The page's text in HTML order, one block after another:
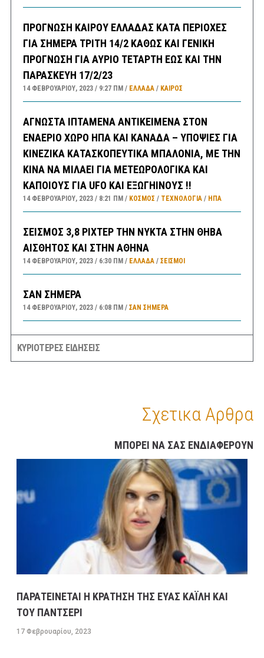
ΠΡΟΓΝΩΣΗ ΚΑΙΡΟΥ ΕΛΛΑΔΑΣ ΚΑΤΑ ΠΕΡΙΟΧΕΣ
ΓΙΑ ΣΗΜΕΡΑ ΤΡΙΤΗ 14/2 ΚΑΘΩΣ ΚΑΙ ΓΕΝΙΚΗ
ΠΡΟΓΝΩΣΗ ΓΙΑ ΑΥΡΙΟ ΤΕΤΑΡΤΗ ΕΩΣ ΚΑΙ ΤΗΝ
ΠΑΡΑΣΚΕΥΗ 17/2/23
14 ΦΕΒΡΟΥΑΡΊΟΥ, 2023 9:27 ΠΜ ΕΛΛΑΔA/ ΚΑΙΡΌΣ
ΑΓΝΩΣΤΑ ΙΠΤΑΜΕΝΑ ΑΝΤΙΚΕΙΜΕΝΑ ΣΤΟΝ
ΕΝΑΕΡΙΟ ΧΩΡΟ ΗΠΑ ΚΑΙ ΚΑΝΑΔΑ – ΥΠΟΨΙΕΣ ΓΙΑ
ΚΙΝΕΖΙΚΑ ΚΑΤΑΣΚΟΠΕΥΤΙΚΑ ΜΠΑΛΟΝΙΑ, ΜΕ ΤΗΝ
ΚΙΝΑ ΝΑ ΜΙΛΑΕΙ ΓΙΑ ΜΕΤΕΩΡΟΛΟΓΙΚΑ ΚΑΙ
ΚΑΠΟΙΟΥΣ ΓΙΑ UFO ΚΑΙ ΕΞΩΓΗΙΝΟΥΣ !!
14 ΦΕΒΡΟΥΑΡΊΟΥ, 2023 8:21 ΠΜ ΚΟΣΜΟΣ / ΤΕΧΝΟΛΟΓΙΑ/ ΗΠΑ
ΣΕΙΣΜΟΣ 3,8 ΡΙΧΤΕΡ ΤΗΝ ΝΥΚΤΑ ΣΤΗΝ ΘΗΒΑ
ΑΙΣΘΗΤΟΣ ΚΑΙ ΣΤΗΝ ΑΘΗΝΑ
14 ΦΕΒΡΟΥΑΡΊΟΥ, 2023 6:30 ΠΜ ΕΛΛΑΔA/ ΣΕΙΣΜΟΙ
ΣΑΝ ΣΗΜΕΡΑ
14 ΦΕΒΡΟΥΑΡΊΟΥ, 2023 6:08 ΠΜ ΣΑΝ ΣΉΜΕΡΑ
ΠΡΟΓΝΩΣΗ ΚΑΙΡΟΥ ΕΛΛΑΔΑΣ ΚΑΤΑ ΠΕΡΙΟΧΕΣ
ΟΙΚΟΝΟΜΙΚΩΝ ΕΦΗΜΕΡΙΔΩΝ ΔΕΥΤΕΡΑ 13/2/23
9:31 ΠΜ MEDIA/ΕΦΗΜΕΡΊΔΕΣ-ΠΕΡΙΟΔΙΚΆ
ΜΕΓΑΛΕΣ ΚΑΘΥΣΤΕΡΗΣΕΙΣ ΣΤΗΝ ΛΕΩΦΟΡΟ
ΚΑΒΑΛΑΣ ΣΤΟ ΡΕΥΜΑ ΠΡΟΣ ΤΗΝ ΚΟΡΙΝΘΟ-
ΕΣΠΑΣΕ ΑΓΩΓΟΣ ΤΗΣ ΕΥΔΑΠ ΣΤΟ ΔΑΦΝΙ
13 ΦΕΒΡΟΥΑΡΊΟΥ, 2023 9:08 ΠΜ ΣΥΓΚΟΙΝΩΝΊΕΣ
ΚΥΡΙΟΤΕΡΕΣ ΕΙΔΗΣΕΙΣ
ΠΑΡΑΤΕΙΝΕΤΑΙ Η ΚΡΑΤΗΣΗ ΤΗΣ ΕΥΑΣ ΚΑΪΛΗ ΚΑΙ
ΤΟΥ ΠΑΝΤΣΕΡΙ
17 Φεβρουαρίου, 2023
Σχετικα Αρθρα
ΜΠΟΡΕΙ ΝΑ ΣΑΣ ΕΝΔΙΑΦΕΡΟΥΝ